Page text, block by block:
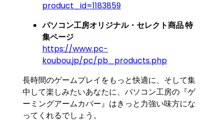
product_id=1183859
パソコン工房オリジナル・セレクト商品 特
集ページ
https://www.pc-
koubou.jp/pc/pb_products.php
長時間のゲームプレイをもっと快適に、そして集
中して楽しみたいあなたに、パソコン工房の『ゲ
ーミングアームカバー』はきっと力強い味方にな
ってくれるでしょう。